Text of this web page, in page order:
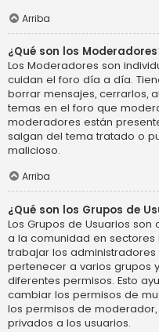
Arriba
¿Qué son los
Los Moderadores son
cuidan el foro día a día.
borrar mensajes, cerrarlos,
temas en el foro que
moderadores están
salgan del tema tratado o
malicioso.
Arriba
¿Qué son los Grupos de
Los Grupos de Usuarios
a la comunidad en
trabajar los
pertenecer a varios grupos
diferentes permisos. Esto
cambiar los permisos de
los permisos de
privados a los usuarios.